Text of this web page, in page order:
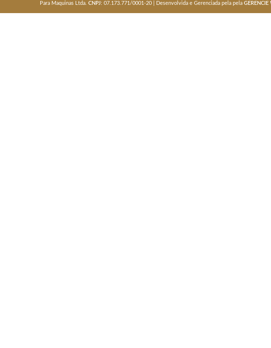
Para Maquinas Ltda. CNPJ: 07.173.771/0001-20 | Desenvolvida e Gerenciada pela pela GERENCIE